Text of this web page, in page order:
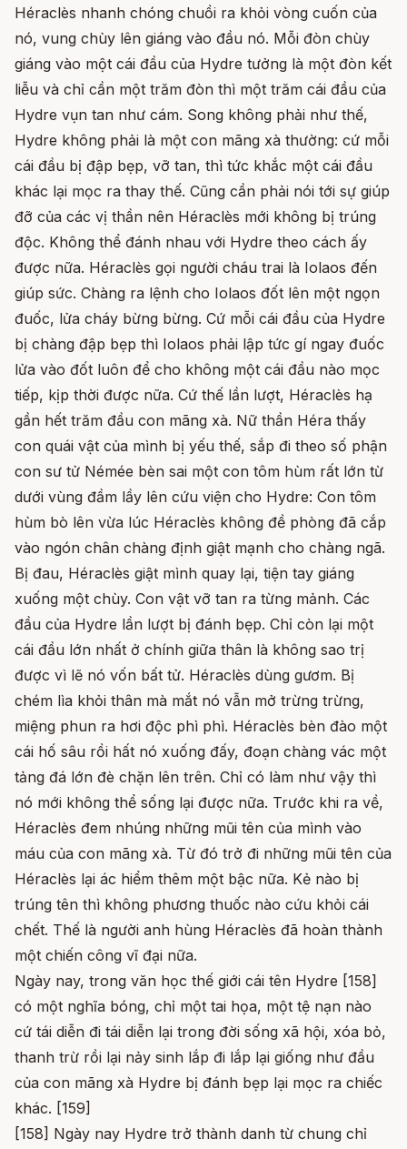
Héraclès nhanh chóng chuồi ra khỏi vòng cuốn của
nó, vung chùy lên giáng vào đầu nó. Mỗi đòn chùy
giáng vào một cái đầu của Hydre tưởng là một đòn kết
liễu và chỉ cần một trăm đòn thì một trăm cái đầu của
Hydre vụn tan như cám. Song không phải như thế,
Hydre không phải là một con mãng xà thường: cứ mỗi
cái đầu bị đập bẹp, vỡ tan, thì tức khắc một cái đầu
khác lại mọc ra thay thế. Cũng cần phải nói tới sự giúp
đỡ của các vị thần nên Héraclès mới không bị trúng
độc. Không thể đánh nhau với Hydre theo cách ấy
được nữa. Héraclès gọi người cháu trai là Iolaos đến
giúp sức. Chàng ra lệnh cho Iolaos đốt lên một ngọn
đuốc, lửa cháy bừng bừng. Cứ mỗi cái đầu của Hydre
bị chàng đập bẹp thì Iolaos phải lập tức gí ngay đuốc
lửa vào đốt luôn để cho không một cái đầu nào mọc
tiếp, kịp thời được nữa. Cứ thế lần lượt, Héraclès hạ
gần hết trăm đầu con mãng xà. Nữ thần Héra thấy
con quái vật của mình bị yếu thế, sắp đi theo số phận
con sư tử Némée bèn sai một con tôm hùm rất lớn từ
dưới vùng đầm lầy lên cứu viện cho Hydre: Con tôm
hùm bò lên vừa lúc Héraclès không đề phòng đã cắp
vào ngón chân chàng định giật mạnh cho chàng ngã.
Bị đau, Héraclès giật mình quay lại, tiện tay giáng
xuống một chùy. Con vật vỡ tan ra từng mảnh. Các
đầu của Hydre lần lượt bị đánh bẹp. Chỉ còn lại một
cái đầu lớn nhất ở chính giữa thân là không sao trị
được vì lẽ nó vốn bất tử. Héraclès dùng gươm. Bị
chém lìa khỏi thân mà mắt nó vẫn mở trừng trừng,
miệng phun ra hơi độc phì phì. Héraclès bèn đào một
cái hố sâu rồi hất nó xuống đấy, đoạn chàng vác một
tảng đá lớn đè chặn lên trên. Chỉ có làm như vậy thì
nó mới không thể sống lại được nữa. Trước khi ra về,
Héraclès đem nhúng những mũi tên của mình vào
máu của con mãng xà. Từ đó trở đi những mũi tên của
Héraclès lại ác hiểm thêm một bậc nữa. Kẻ nào bị
trúng tên thì không phương thuốc nào cứu khỏi cái
chết. Thế là người anh hùng Héraclès đã hoàn thành
một chiến công vĩ đại nữa.
Ngày nay, trong văn học thế giới cái tên Hydre [158]
có một nghĩa bóng, chỉ một tai họa, một tệ nạn nào
cứ tái diễn đi tái diễn lại trong đời sống xã hội, xóa bỏ,
thanh trừ rồi lại nảy sinh lắp đi lắp lại giống như đầu
của con mãng xà Hydre bị đánh bẹp lại mọc ra chiếc
khác. [159]
[158] Ngày nay Hydre trở thành danh từ chung chỉ